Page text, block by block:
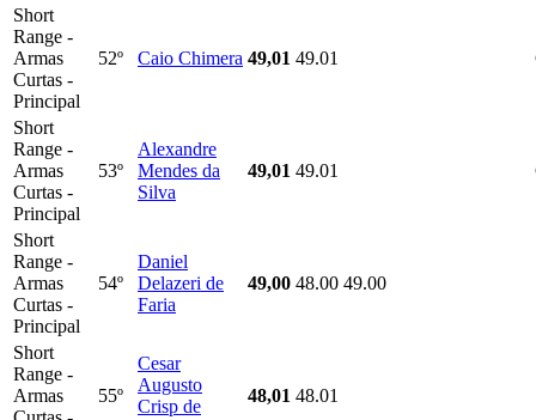
Short
Range -
Armas
Curtas -
Principal
52º Caio Chimera 49,01 49.01
Short
Range -
Armas
Curtas -
Principal
53º
Alexandre
Mendes da
Silva
49,01 49.01
Short
Range -
Armas
Curtas -
Principal
54º
Daniel
Delazeri de
Faria
49,00 48.00 49.00
Short
Range -
Armas
55º
Cesar
Augusto
Crisp de
48,01 48.01